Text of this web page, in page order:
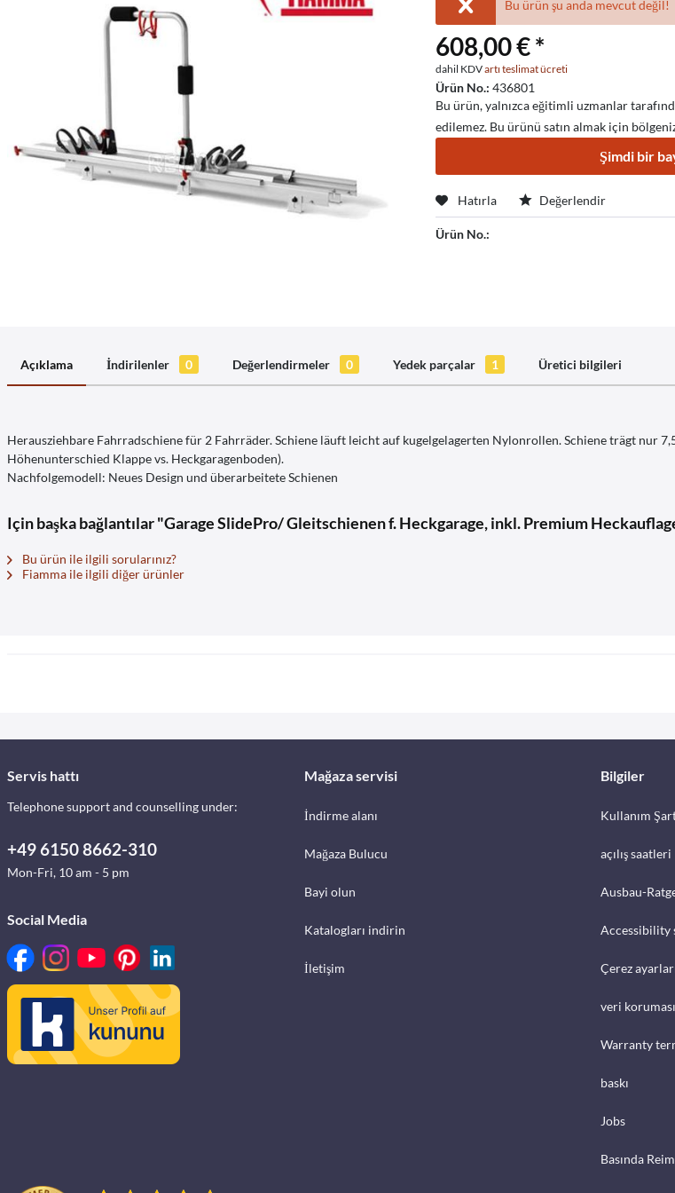
Bu ürün şu anda mevcut değil!
608,00 € *
dahil KDVartı teslimat ücreti
Ürün No.:436801
Bu ürün, yalnızca eğitimli uzmanlar
edilemez. Bu ürünü satın almak için
Şimdi bir
Hatırla Değerlendir
Ürün No.:
Açıklama İndirilenler 0 Değerlendirmeler 0 Yedek parçalar 1 Üretici bilgileri
Herausziehbare Fahrradschiene für 2 Fahrräder. Schiene läuft leicht auf kugelgelagerten Nylonrollen. Schiene trägt nur
Höhenunterschied Klappe vs. Heckgaragenboden).
Nachfolgemodell: Neues Design und überarbeitete Schienen
Için başka bağlantılar "Garage SlidePro/ Gleitschienen f. Heckgarage, inkl. Premium
Bu ürün ile ilgili sorularınız?
Fiamma ile ilgili diğer ürünler
Servis hattı
Telephone support and counselling under:
+49 6150 8662-310
Mon-Fri, 10 am - 5 pm
Social Media
Mağaza servisi
İndirme alanı
Mağaza Bulucu
Bayi olun
Katalogları indirin
İletişim
Bilgiler
Kullanım
açılış saatleri
Ausbau-
Accessibility
Çerez
veri koruması
Warranty
baskı
Jobs
Basında